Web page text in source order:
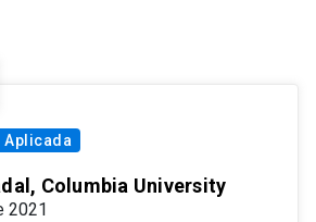
Columbia University
2021